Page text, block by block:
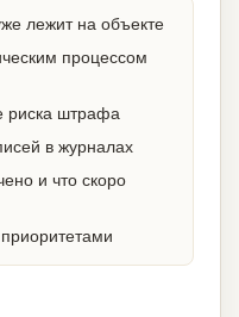
лежит на объекте
процессом
риска штрафа
в журналах
и что скоро